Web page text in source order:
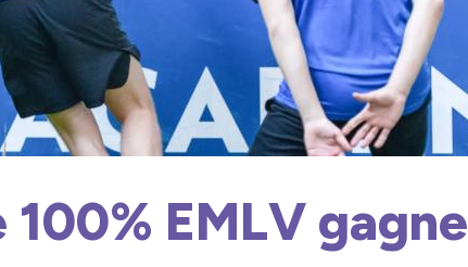
100% EMLV gagne